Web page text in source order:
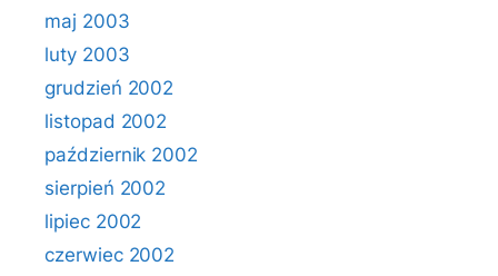
maj 2003
luty 2003
grudzień 2002
listopad 2002
październik 2002
sierpień 2002
lipiec 2002
czerwiec 2002